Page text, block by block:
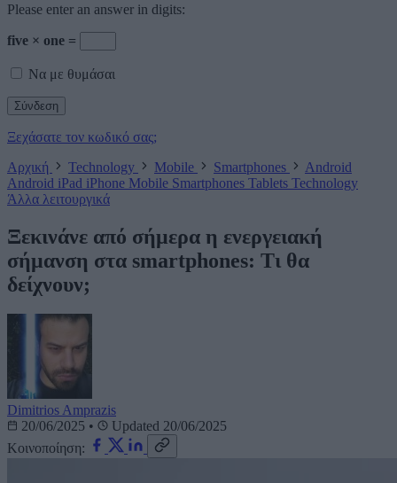
Please enter an answer in digits:
five × one =
Να με θυμάσαι
Ξεχάσατε τον κωδικό σας;
Αρχική
Technology Mobile Smartphones
Android
Android iPad iPhone Mobile Smartphones Tablets Technology
Άλλα λειτουργικά
Ξεκινάνε από σήμερα η ενεργειακή
σήμανση στα smartphones: Τι θα
δείχνουν;
Dimitrios Amprazis
20/06/2025 •
Updated 20/06/2025
Κοινοποίηση: